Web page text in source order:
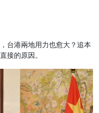
台港兩地用力也愈大？追本
接的原因。